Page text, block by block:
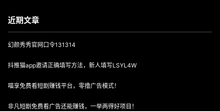
近期文章
幻颜秀秀官网口令131314
抖推猫app邀请正确填写方法，新人填写LSYL4W
喵享免费看短剧赚钱平台，零撸广告模式！
非凡短剧免费看广告还能赚钱，一举两得好项目！